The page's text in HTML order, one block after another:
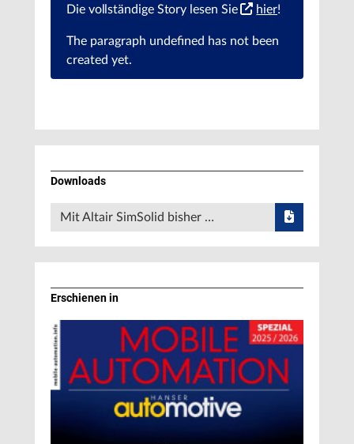
Die vollständige Story lesen Sie hier!
The paragraph undefined has not been
created yet.
Downloads
Mit Altair SimSolid bisher …
Erschienen in